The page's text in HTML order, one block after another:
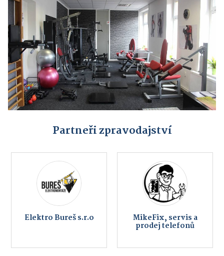
Partneři zpravodajství
Elektro Bureš s.r.o MikeFix, servis a
prodej telefonů